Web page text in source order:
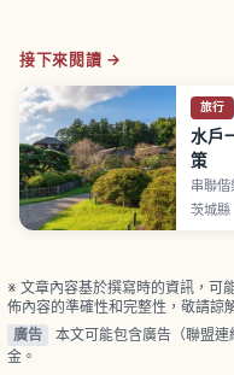
接下來閱讀 →
旅行
水戶
策
串聯
一日行
行也
茨城縣
※ 文章內容基於撰寫時的資訊，可
佈內容的準確性和完整性，敬請諒
廣告
本文可能包含廣告（聯盟
金。